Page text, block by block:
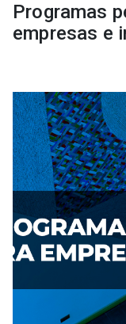
Programas
empresas e